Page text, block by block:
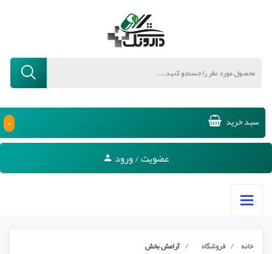
سبد خرید ۰
عضویت / ورود
خانه فروشگاه آرامش بخش